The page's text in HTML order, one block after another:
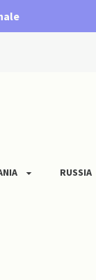
RUSSIA